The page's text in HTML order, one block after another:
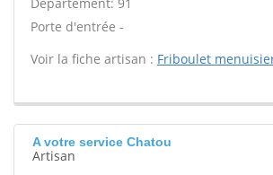
Porte d'entrée -
Voir la fiche artisan : Friboulet
A votre service Chatou
Artisan